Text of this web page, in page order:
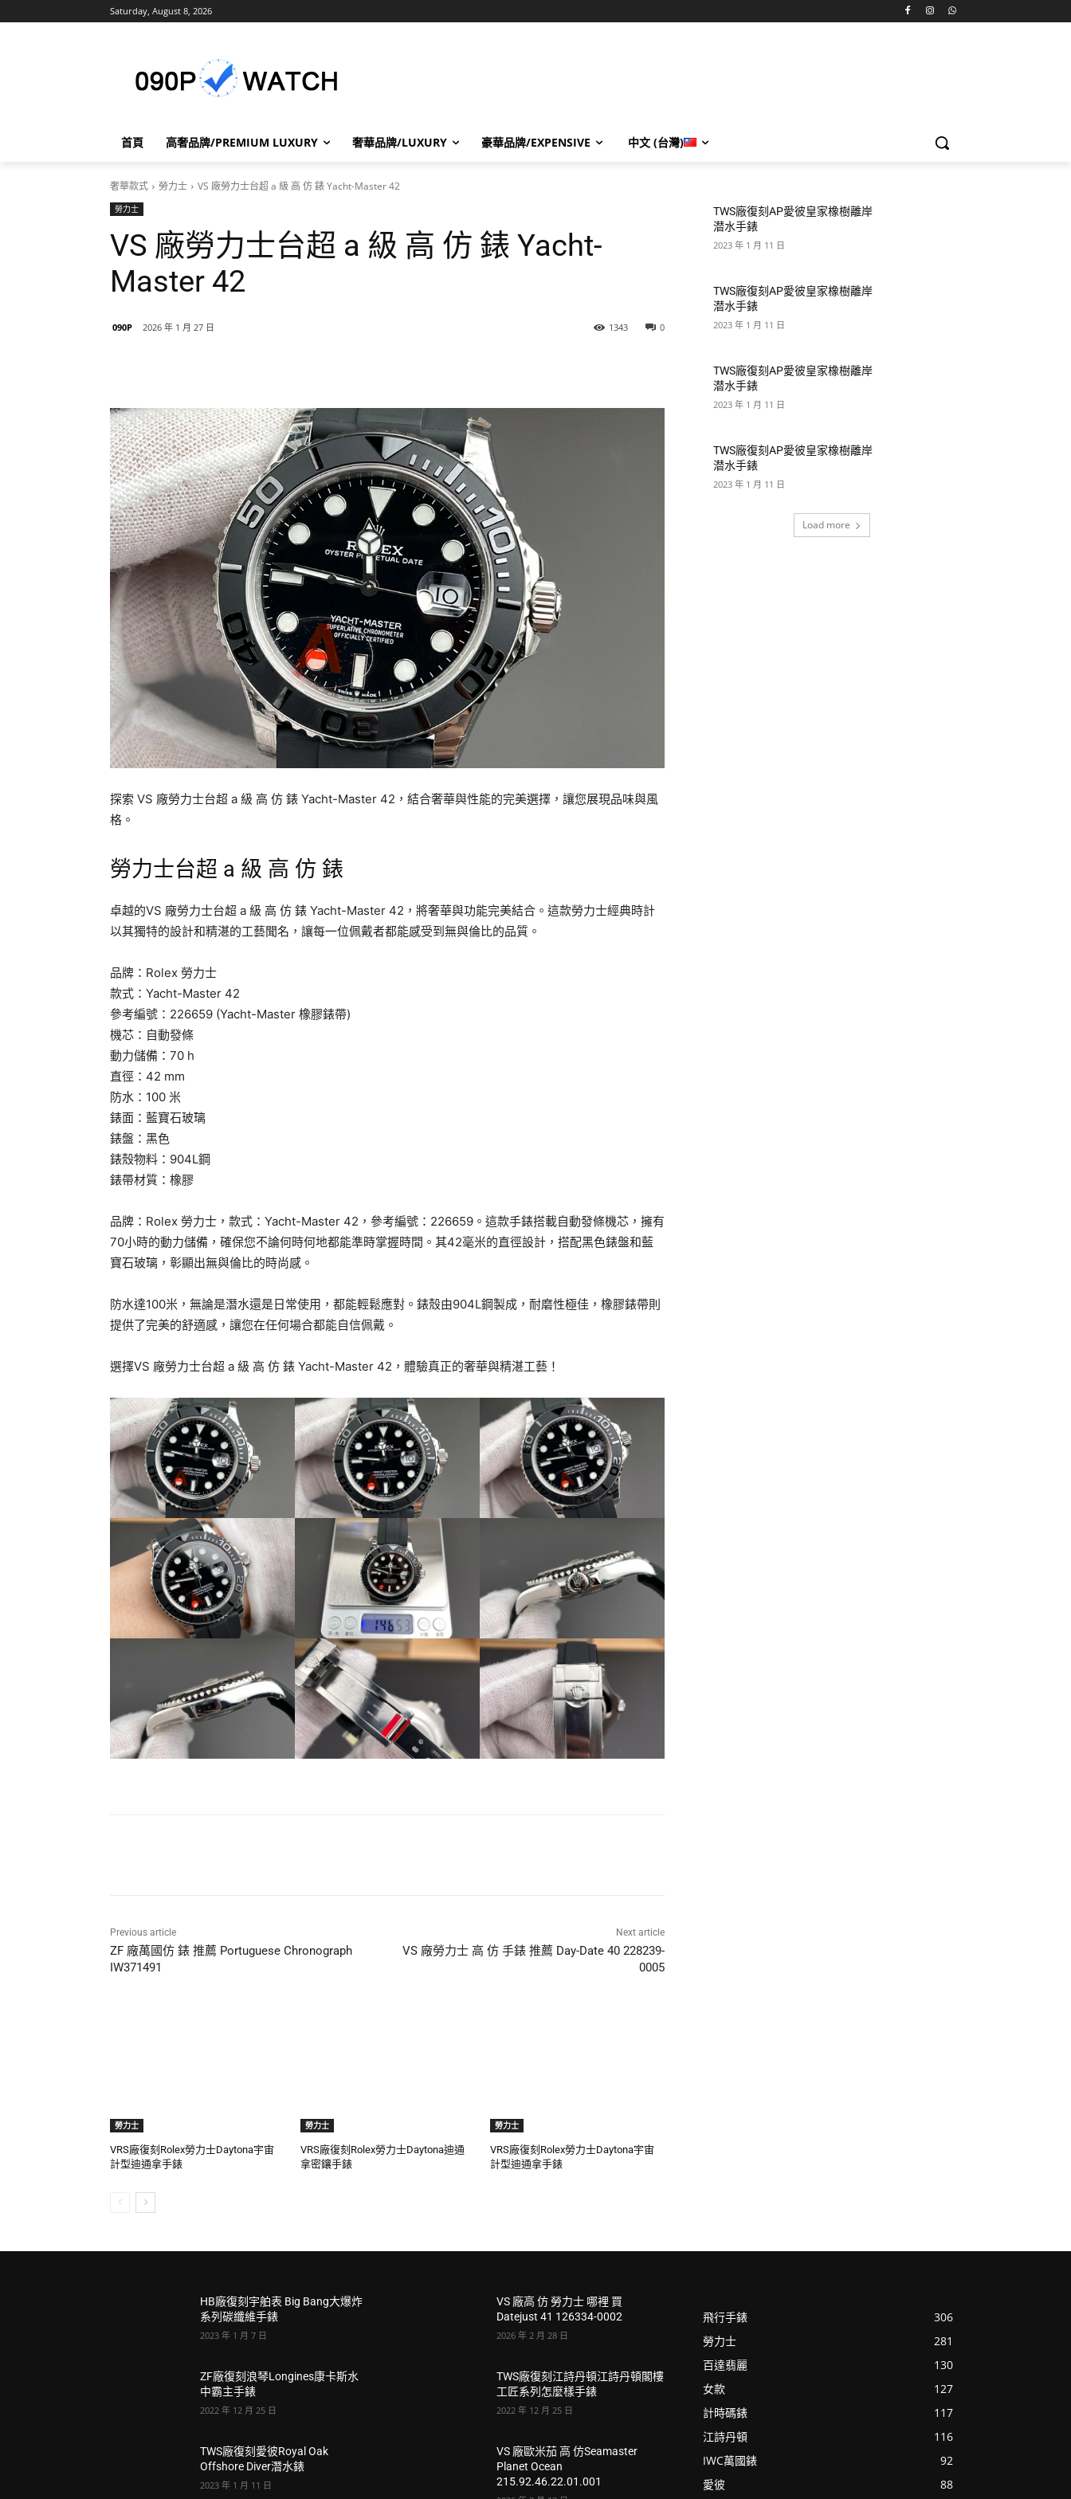
Saturday, August 8, 2026
首頁 高奢品牌/PREMIUM LUXURY 奢華品牌/LUXURY 豪華品牌/EXPENSIVE 中文 (台灣)
奢華款式 勞力士 VS 廠勞力士台超 a 級 高 仿 錶 Yacht-Master 42
勞力士
VS 廠勞力士台超 a 級 高 仿 錶 Yacht-
Master 42
090P 2026 年 1 月 27 日 0
1343
探索 VS 廠勞力士台超 a 級 高 仿 錶 Yacht-Master 42，結合奢華與性能的完美選擇，讓您展現品味與風
格。
勞力士台超 a 級 高 仿 錶
卓越的VS 廠勞力士台超 a 級 高 仿 錶 Yacht-Master 42，將奢華與功能完美結合。這款勞力士經典時計
以其獨特的設計和精湛的工藝聞名，讓每一位佩戴者都能感受到無與倫比的品質。
品牌：Rolex 勞力士
款式：Yacht-Master 42
參考編號：226659 (Yacht-Master 橡膠錶帶)
機芯：自動發條
動力儲備：70 h
直徑：42 mm
防水：100 米
錶面：藍寶石玻璃
錶盤：黑色
錶殼物料：904L鋼
錶帶材質：橡膠
品牌：Rolex 勞力士，款式：Yacht-Master 42，參考編號：226659。這款手錶搭載自動發條機芯，擁有
70小時的動力儲備，確保您不論何時何地都能準時掌握時間。其42毫米的直徑設計，搭配黑色錶盤和藍
寶石玻璃，彰顯出無與倫比的時尚感。
防水達100米，無論是潛水還是日常使用，都能輕鬆應對。錶殼由904L鋼製成，耐磨性極佳，橡膠錶帶則
提供了完美的舒適感，讓您在任何場合都能自信佩戴。
選擇VS 廠勞力士台超 a 級 高 仿 錶 Yacht-Master 42，體驗真正的奢華與精湛工藝！
Previous article
ZF 廠萬國仿 錶 推薦 Portuguese Chronograph
IW371491
Next article
VS 廠勞力士 高 仿 手錶 推薦 Day-Date 40 228239-
0005
勞力士
VRS廠復刻Rolex勞力士Daytona宇宙
計型迪通拿手錶
勞力士
VRS廠復刻Rolex勞力士Daytona迪通
拿密鑲手錶
勞力士
VRS廠復刻Rolex勞力士Daytona宇宙
計型迪通拿手錶
TWS廠復刻AP愛彼皇家橡樹離岸
潜水手錶
2023 年 1 月 11 日
TWS廠復刻AP愛彼皇家橡樹離岸
潜水手錶
2023 年 1 月 11 日
TWS廠復刻AP愛彼皇家橡樹離岸
潜水手錶
2023 年 1 月 11 日
TWS廠復刻AP愛彼皇家橡樹離岸
潜水手錶
2023 年 1 月 11 日
Load more
HB廠復刻宇舶表 Big Bang大爆炸
系列碳纖維手錶
2023 年 1 月 7 日
ZF廠復刻浪琴Longines康卡斯水
中霸主手錶
2022 年 12 月 25 日
TWS廠復刻愛彼Royal Oak
Offshore Diver潛水錶
2023 年 1 月 11 日
VS 廠高 仿 勞力士 哪裡 買
Datejust 41 126334-0002
2026 年 2 月 28 日
TWS廠復刻江詩丹頓江詩丹頓閣樓
工匠系列怎麼樣手錶
2022 年 12 月 25 日
VS 廠歐米茄 高 仿Seamaster
Planet Ocean
215.92.46.22.01.001
飛行手錶
306
勞力士
281
百達翡麗
130
女款
127
計時碼錶
117
江詩丹頓
116
IWC萬國錶
92
愛彼
88